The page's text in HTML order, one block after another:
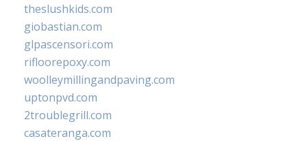
theslushkids.com
giobastian.com
glpascensori.com
rifloorepoxy.com
woolleymillingandpaving.com
uptonpvd.com
2troublegrill.com
casateranga.com